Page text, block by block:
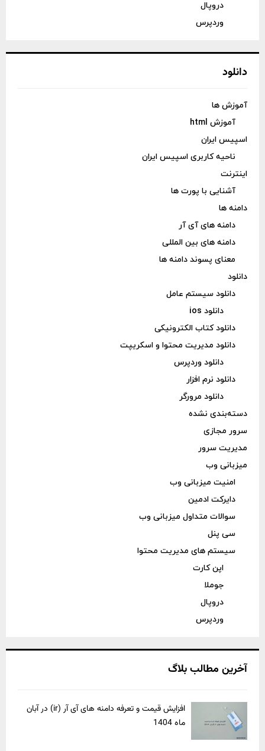
دروپال
وردپرس
دانلود
آموزش ها
آموزش html
اسپیس ایران
ناحیه کاربری اسپیس ایران
اینترنت
آشنایی با پورت ها
دامنه ها
دامنه های آی آر
دامنه های بین المللی
معنای پسوند دامنه ها
دانلود
دانلود سیستم عامل
دانلود ios
دانلود کتاب الکترونیکی
دانلود مدیریت محتوا و اسکریپت
دانلود وردپرس
دانلود نرم افزار
دانلود مرورگر
دسته‌بندی نشده
سرور مجازی
مدیریت سرور
میزبانی وب
امنیت میزبانی وب
دایرکت ادمین
سوالات متداول میزبانی وب
سی پنل
سیستم های مدیریت محتوا
اپن کارت
جوملا
دروپال
وردپرس
آخرین مطالب بلاگ
افزایش قیمت و تعرفه دامنه های آی آر (ir) در آبان
ماه 1404